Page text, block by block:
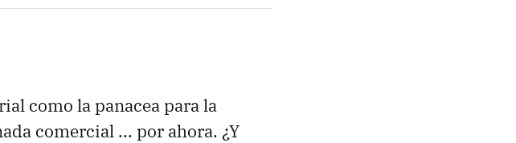
como la panacea para la
comercial ... por ahora. ¿Y